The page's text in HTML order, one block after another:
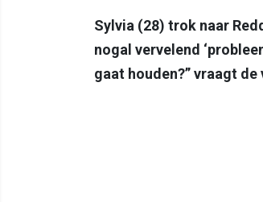
Sylvia (28) trok naar
nogal vervelend
gaat houden?” vraagt